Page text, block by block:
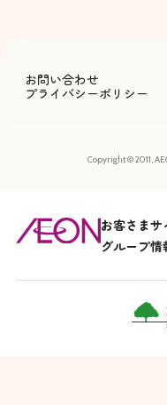
お問い合わせ
プライバシーポリシー
Copyright © 2011,
お客さまサ
グループ